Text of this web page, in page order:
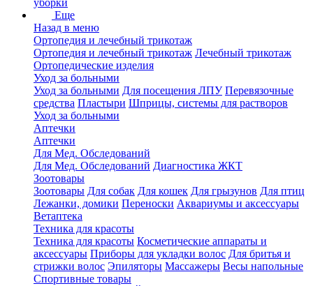
уборки
Еще
Назад в меню
Ортопедия и лечебный трикотаж
Ортопедия и лечебный трикотаж Лечебный трикотаж
Ортопедические изделия
Уход за больными
Уход за больными Для посещения ЛПУ Перевязочные
средства Пластыри Шприцы, системы для растворов
Уход за больными
Аптечки
Аптечки
Для Мед. Обследований
Для Мед. Обследований Диагностика ЖКТ
Зоотовары
Зоотовары Для собак Для кошек Для грызунов Для птиц
Лежанки, домики Переноски Аквариумы и аксессуары
Ветаптека
Техника для красоты
Техника для красоты Косметические аппараты и
аксессуары Приборы для укладки волос Для бритья и
стрижки волос Эпиляторы Массажеры Весы напольные
Спортивные товары